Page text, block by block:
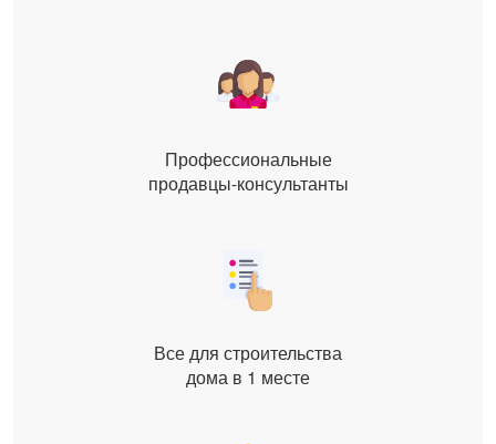
Профессиональные
продавцы-консультанты
Все для строительства
дома в 1 месте